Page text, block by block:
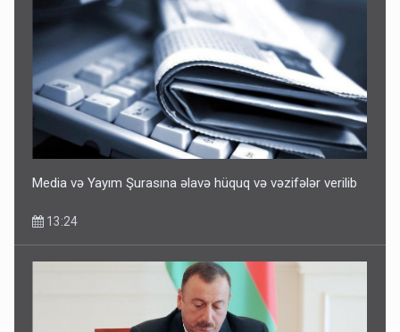
Media və Yayım Şurasına əlavə hüquq və vəzifələr verilib
13:24